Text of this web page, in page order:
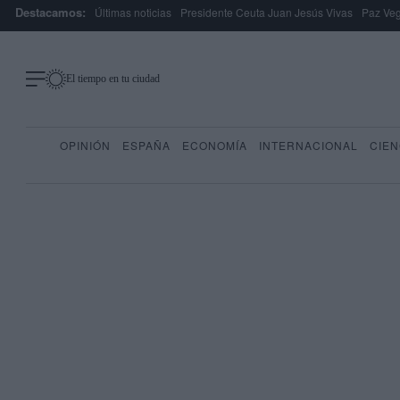
Destacamos: Últimas noticias Presidente Ceuta Juan Jesús Vivas Paz
El tiempo en tu ciudad
OPINIÓN ESPAÑA ECONOMÍA INTERNACIONAL